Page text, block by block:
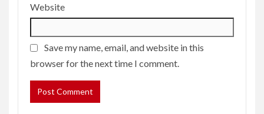
Website
Save my name, email, and website in this
browser for the next time I comment.